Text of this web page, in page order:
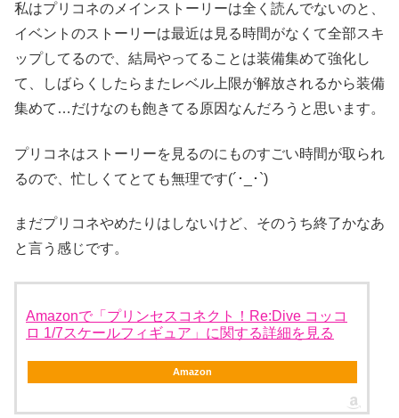
私はプリコネのメインストーリーは全く読んでないのと、
イベントのストーリーは最近は見る時間がなくて全部スキ
ップしてるので、結局やってることは装備集めて強化し
て、しばらくしたらまたレベル上限が解放されるから装備
集めて…だけなのも飽きてる原因なんだろうと思います。
プリコネはストーリーを見るのにものすごい時間が取られ
るので、忙しくてとても無理です(´･_･`)
まだプリコネやめたりはしないけど、そのうち終了かなあ
と言う感じです。
Amazonで「プリンセスコネクト！Re:Dive コッコ
ロ 1/7スケールフィギュア」に関する詳細を見る
Amazon